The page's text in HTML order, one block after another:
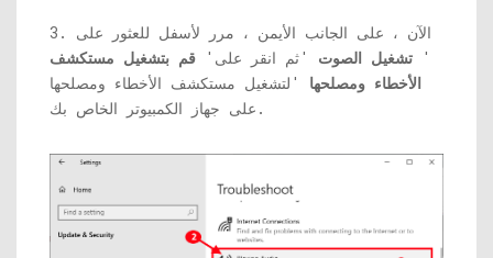
3. الآن ، على الجانب الأيمن ، مرر لأسفل للعثور على
' تشغيل الصوت 'ثم انقر على' قم بتشغيل مستكشف
الأخطاء ومصلحها 'لتشغيل مستكشف الأخطاء ومصلحها
على جهاز الكمبيوتر الخاص بك.